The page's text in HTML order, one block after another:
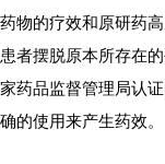
物的疗效和原研药
者摆脱原本所存在
药品监督管理局认
的使用来产生药效。